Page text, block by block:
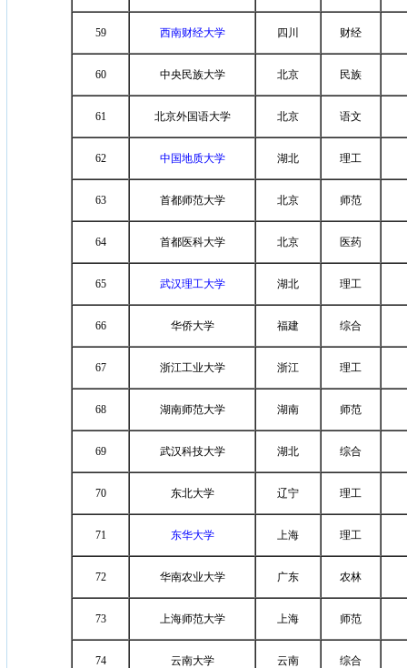
59 西南财经大学 四川 财经
60 中央民族大学 北京 民族
61 北京外国语大学 北京 语文
62 中国地质大学 湖北 理工
63 首都师范大学 北京 师范
64 首都医科大学 北京 医药
65 武汉理工大学 湖北 理工
66 华侨大学 福建 综合
67 浙江工业大学 浙江 理工
68 湖南师范大学 湖南 师范
69 武汉科技大学 湖北 综合
70 东北大学 辽宁 理工
71 东华大学 上海 理工
72 华南农业大学 广东 农林
73 上海师范大学 上海 师范
74 云南大学 云南 综合